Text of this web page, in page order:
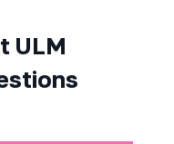
ULM